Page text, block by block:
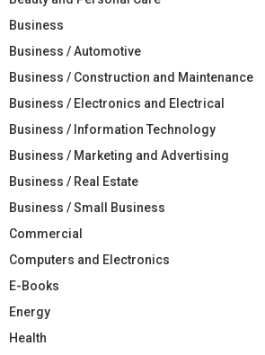
Business
Business / Automotive
Business / Construction and Maintenance
Business / Electronics and Electrical
Business / Information Technology
Business / Marketing and Advertising
Business / Real Estate
Business / Small Business
Commercial
Computers and Electronics
E-Books
Energy
Health